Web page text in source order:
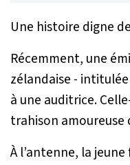
Une histoire digne
Récemment, une
zélandaise -
à une auditrice.
trahison
À l’antenne, la